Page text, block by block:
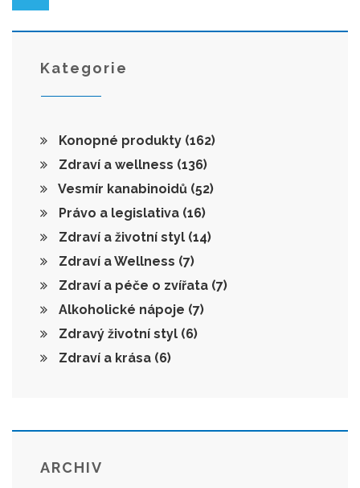
Kategorie
Konopné produkty (162)
Zdraví a wellness (136)
Vesmír kanabinoidů (52)
Právo a legislativa (16)
Zdraví a životní styl (14)
Zdraví a Wellness (7)
Zdraví a péče o zvířata (7)
Alkoholické nápoje (7)
Zdravý životní styl (6)
Zdraví a krása (6)
ARCHIV